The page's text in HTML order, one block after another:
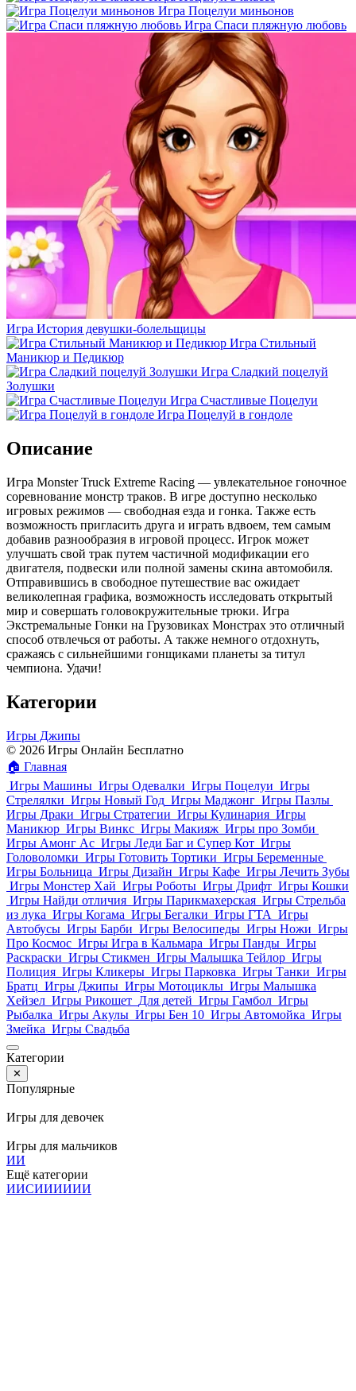
Игра Поцелуи миньонов
Игра Спаси пляжную любовь
Игра История девушки-болельщицы
Игра Стильный
Маникюр и Педикюр
Игра Сладкий поцелуй
Золушки
Игра Счастливые Поцелуи
Игра Поцелуй в гондоле
Описание
Игра Monster Truck Extreme Racing — увлекательное гоночное
соревнование монстр траков. В игре доступно несколько
игровых режимов — свободная езда и гонка. Также есть
возможность пригласить друга и играть вдвоем, тем самым
добавив разнообразия в игровой процесс. Игрок может
улучшать свой трак путем частичной модификации его
двигателя, подвески или полной замены скина автомобиля.
Отправившись в свободное путешествие вас ожидает
великолепная графика, возможность исследовать открытый
мир и совершать головокружительные трюки. Игра
Экстремальные Гонки на Грузовиках Монстрах это отличный
способ отвлечься от работы. А также немного отдохнуть,
сражаясь с сильнейшими гонщиками планеты за титул
чемпиона. Удачи!
Категории
Игры Джипы
© 2026 Игры Онлайн Бесплатно
🏠 Главная
Игры Машины Игры Одевалки Игры Поцелуи Игры
Стрелялки Игры Новый Год Игры Маджонг Игры Пазлы
Игры Драки Игры Стратегии Игры Кулинария Игры
Маникюр Игры Винкс Игры Макияж Игры про Зомби
Игры Амонг Ас Игры Леди Баг и Супер Кот Игры
Головоломки Игры Готовить Тортики Игры Беременные
Игры Больница Игры Дизайн Игры Кафе Игры Лечить Зубы
Игры Монстер Хай Игры Роботы Игры Дрифт Игры Кошки
Игры Найди отличия Игры Парикмахерская Игры Стрельба
из лука Игры Когама Игры Бегалки Игры ГТА Игры
Автобусы Игры Барби Игры Велосипеды Игры Ножи Игры
Про Космос Игры Игра в Кальмара Игры Панды Игры
Раскраски Игры Стикмен Игры Малышка Тейлор Игры
Полиция Игры Кликеры Игры Парковка Игры Танки Игры
Братц Игры Джипы Игры Мотоциклы Игры Малышка
Хейзел Игры Рикошет Для детей Игры Гамбол Игры
Рыбалка Игры Акулы Игры Бен 10 Игры Автомойка Игры
Змейка Игры Свадьба
Категории
✕
Популярные
Игры для девочек
Игры для мальчиков
ИИ
Ещё категории
ИИСИИИИИИ